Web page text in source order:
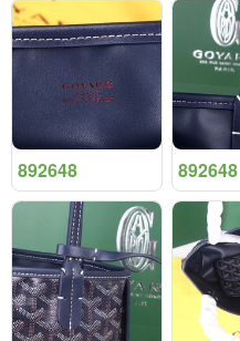
892648 892648